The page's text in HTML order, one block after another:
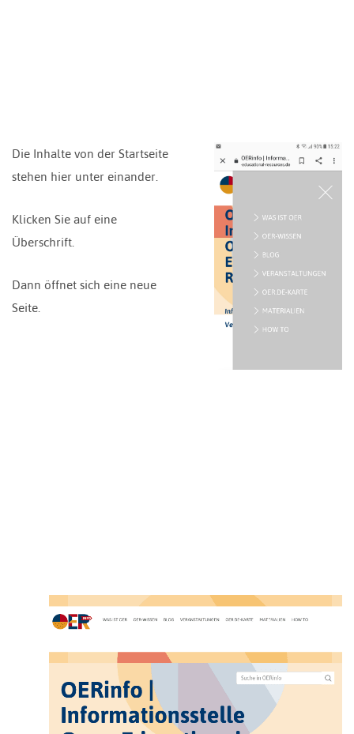
Die Inhalte von der Startseite
stehen hier unter einander.
Klicken Sie auf eine
Überschrift.
Dann öffnet sich eine neue
Seite.